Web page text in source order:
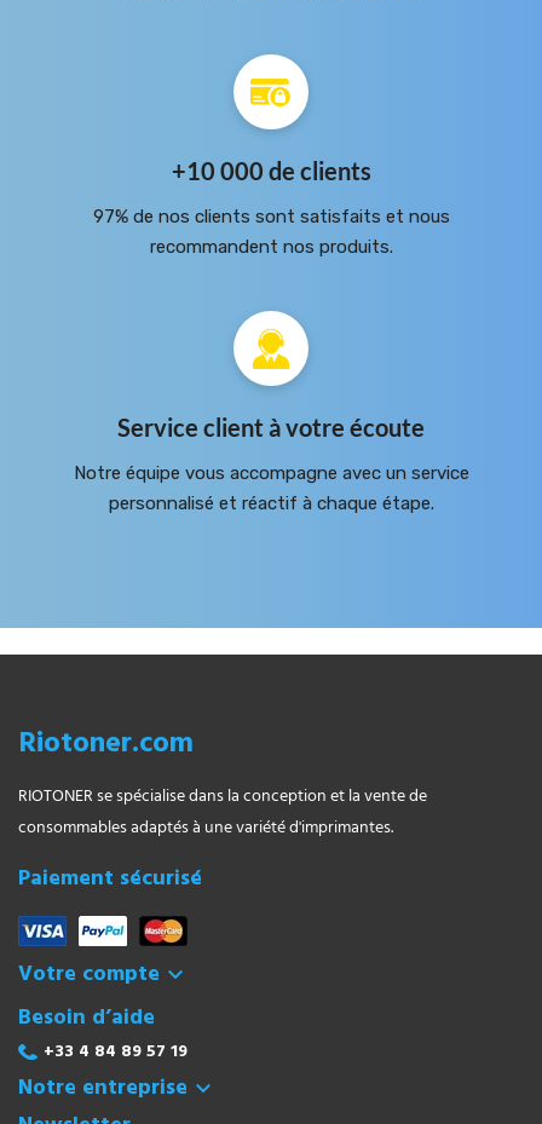
+10 000 de clients
97% de nos clients sont satisfaits et nous
recommandent nos produits.
Service client à votre écoute
Notre équipe vous accompagne avec un service
personnalisé et réactif à chaque étape.
Riotoner.com
RIOTONER se spécialise dans la conception et la vente de
consommables adaptés à une variété d'imprimantes.
Paiement sécurisé
Votre compte 
Besoin d’aide
+33 4 84 89 57 19
Notre entreprise 